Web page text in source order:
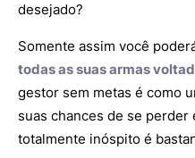
desejado?
Somente assim você
todas as suas armas
gestor sem metas é como
suas chances de se perder
totalmente inóspito é